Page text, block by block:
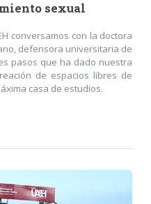
sexual
conversamos con la doctora
defensora universitaria de
pasos que ha dado nuestra
de espacios libres de
casa de estudios.